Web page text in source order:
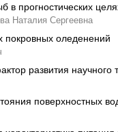
в прогностических
Наталия Сергеевна
покровных оледенений
развития
поверхностных